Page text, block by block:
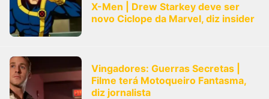
X-Men | Drew Starkey deve ser
novo Ciclope da Marvel, diz insider
Vingadores: Guerras Secretas |
Filme terá Motoqueiro Fantasma,
diz jornalista